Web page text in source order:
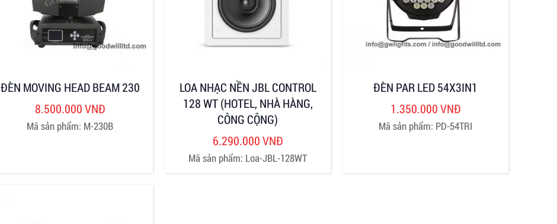
ĐÈN MOVING HEAD BEAM 230
8.500.000 VNĐ
Mã sản phẩm: M-230B
LOA NHẠC NỀN JBL CONTROL
128 WT (HOTEL, NHÀ HÀNG,
CÔNG CỘNG)
6.290.000 VNĐ
Mã sản phẩm: Loa-JBL-128WT
ĐÈN PAR LED 54X3IN1
1.350.000 VNĐ
Mã sản phẩm: PD-54TRI